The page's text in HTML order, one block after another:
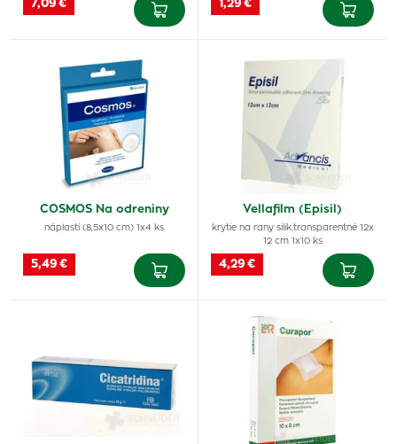
7,09 € 1,29 €
COSMOS Na odreniny
náplasti (8,5x10 cm) 1x4 ks
5,49 €
Vellafilm (Episil)
krytie na rany silik.transparentné 12x
12 cm 1x10 ks
4,29 €